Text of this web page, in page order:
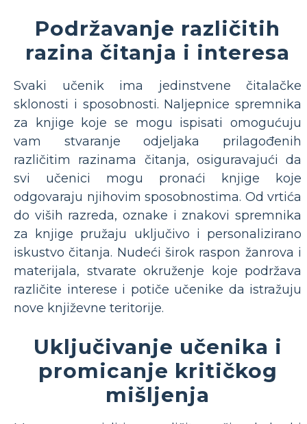
Podržavanje različitih
razina čitanja i interesa
Svaki učenik ima jedinstvene čitalačke
sklonosti i sposobnosti. Naljepnice spremnika
za knjige koje se mogu ispisati omogućuju
vam stvaranje odjeljaka prilagođenih
različitim razinama čitanja, osiguravajući da
svi učenici mogu pronaći knjige koje
odgovaraju njihovim sposobnostima. Od vrtića
do viših razreda, oznake i znakovi spremnika
za knjige pružaju uključivo i personalizirano
iskustvo čitanja. Nudeći širok raspon žanrova i
materijala, stvarate okruženje koje podržava
različite interese i potiče učenike da istražuju
nove književne teritorije.
Uključivanje učenika i
promicanje kritičkog
mišljenja